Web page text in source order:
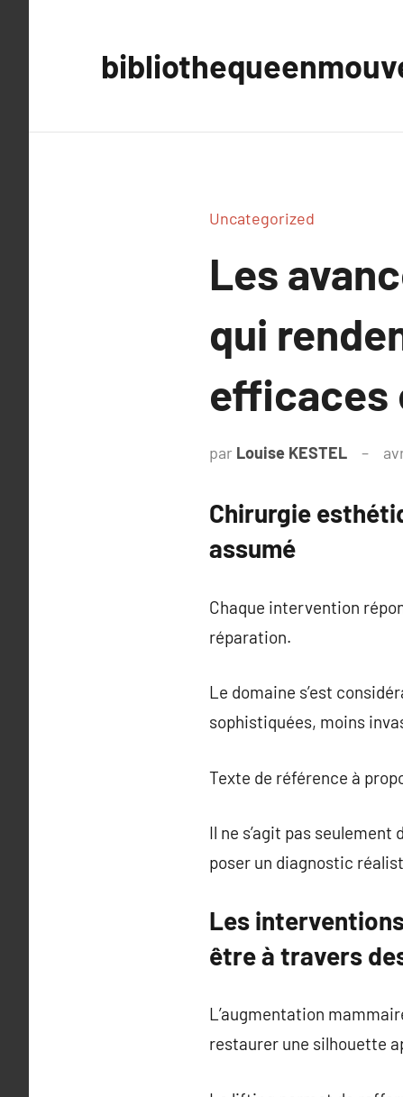
Uncategorized
Les
qui
efficaces
par Louise KESTEL
Chirurgie
assumé
Chaque intervention
réparation.
Le domaine s’est
sophistiquées, moins
Texte de référence à
Il ne s’agit pas
poser un diagnostic
Les
être à travers
L’augmentation
restaurer une silhouette